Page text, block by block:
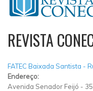
REVISTA
FATEC Baixada Santista -
Endereço:
Avenida Senador Feijó -